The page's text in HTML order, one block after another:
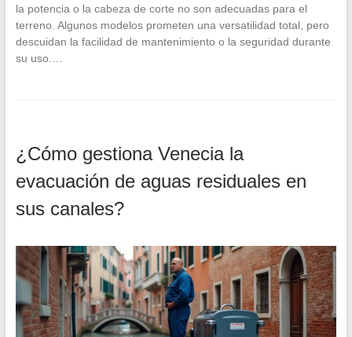
la potencia o la cabeza de corte no son adecuadas para el
terreno. Algunos modelos prometen una versatilidad total, pero
descuidan la facilidad de mantenimiento o la seguridad durante
su uso.…
¿Cómo gestiona Venecia la
evacuación de aguas residuales en
sus canales?